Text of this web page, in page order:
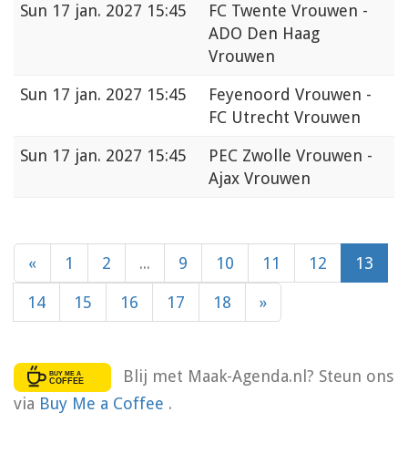
Sun 17 jan. 2027 15:45
FC Twente Vrouwen -
ADO Den Haag
Vrouwen
Sun 17 jan. 2027 15:45
Feyenoord Vrouwen -
FC Utrecht Vrouwen
Sun 17 jan. 2027 15:45
PEC Zwolle Vrouwen -
Ajax Vrouwen
« 1 2 ... 9 10 11 12 13
14 15 16 17 18 »
Blij met Maak-Agenda.nl? Steun ons
via Buy Me a Coffee .